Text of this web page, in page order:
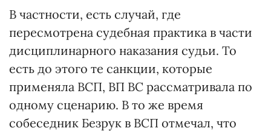
В частности, есть случай, где
пересмотрена судебная практика в части
дисциплинарного наказания судьи. То
есть до этого те санкции, которые
применяла ВСП, ВП ВС рассматривала по
одному сценарию. В то же время
собеседник Безрук в ВСП отмечал, что